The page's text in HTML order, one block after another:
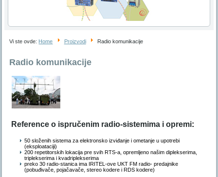
Vi ste ovde: Home Proizvodi Radio komunikacije
Radio komunikacije
Reference o ispručenim radio-sistemima i opremi:
50 složenih sistema za elektronsko izviđanje i ometanje u upotrebi
(eksploataciji)
200 repetitorskih lokacija pre svih RTS-a, opremljeno našim diplekserima,
triplekserima i kvadriplekserima
preko 30 radio-stanica ima IRITEL-ove UKT FM radio- predajnike
(pobuđivače, pojačavače, stereo kodere i RDS kodere)